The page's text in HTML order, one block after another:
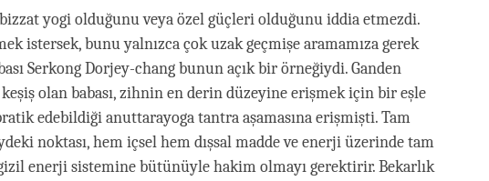
yogi olduğunu veya özel güçleri olduğunu iddia etmezdi.
istersek, bunu yalnızca çok uzak geçmişe aramamıza gerek
Serkong Dorjey-chang bunun açık bir örneğiydi. Ganden
keşiş olan babası, zihnin en derin düzeyine erişmek için bir eşle
edebildiği anuttarayoga tantra aşamasına erişmişti. Tam
noktası, hem içsel hem dışsal madde ve enerji üzerinde tam
enerji sistemine bütünüyle hakim olmayı gerektirir. Bekarlık